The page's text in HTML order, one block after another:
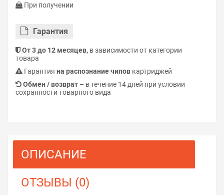
При получении
Гарантия
От 3 до 12 месяцев, в зависимости от категории
товара
Гарантия на распознание чипов картриджей
Обмен / возврат – в течение 14 дней при условии
сохранности товарного вида
ОПИСАНИЕ
ОТЗЫВЫ (0)